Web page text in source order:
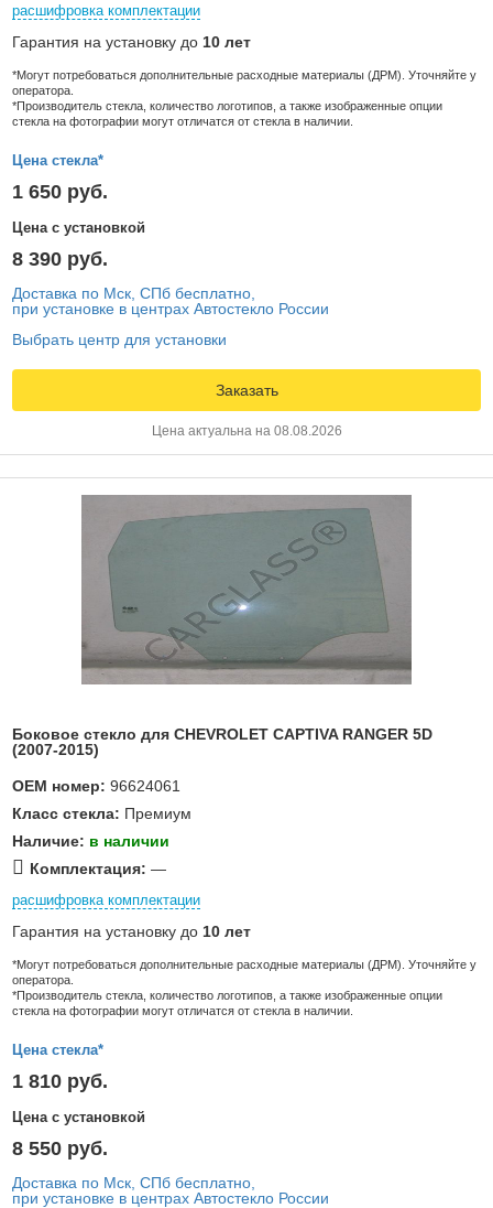
расшифровка комплектации
Гарантия на установку до 10 лет
*Могут потребоваться дополнительные расходные материалы (ДРМ). Уточняйте у
оператора.
*Производитель стекла, количество логотипов, а также изображенные опции
стекла на фотографии могут отличатся от стекла в наличии.
Цена стекла*
1 650 руб.
Цена с установкой
8 390 руб.
Доставка по Мск, СПб бесплатно,
при установке в центрах Автостекло России
Выбрать центр для установки
Заказать
Цена актуальна на 08.08.2026
Боковое стекло для CHEVROLET CAPTIVA RANGER 5D
(2007-2015)
OEM номер: 96624061
Класс стекла: Премиум
Наличие: в наличии
Комплектация: —
расшифровка комплектации
Гарантия на установку до 10 лет
*Могут потребоваться дополнительные расходные материалы (ДРМ). Уточняйте у
оператора.
*Производитель стекла, количество логотипов, а также изображенные опции
стекла на фотографии могут отличатся от стекла в наличии.
Цена стекла*
1 810 руб.
Цена с установкой
8 550 руб.
Доставка по Мск, СПб бесплатно,
при установке в центрах Автостекло России